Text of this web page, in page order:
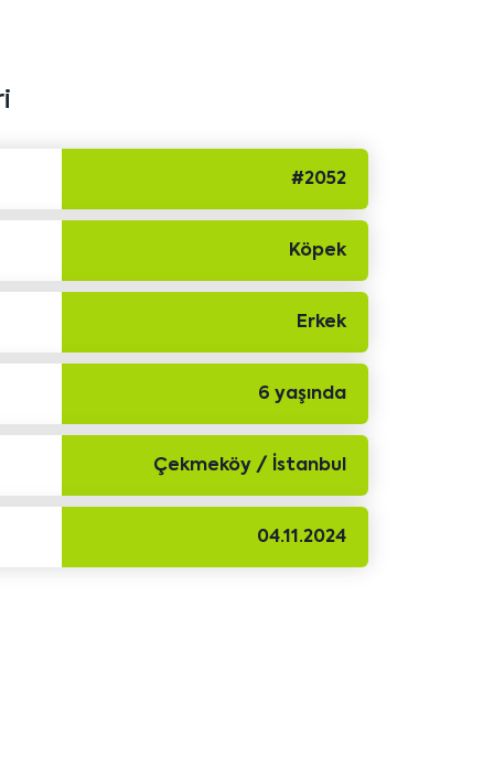
#2052
Köpek
Erkek
6 yaşında
Çekmeköy / İstanbul
04.11.2024